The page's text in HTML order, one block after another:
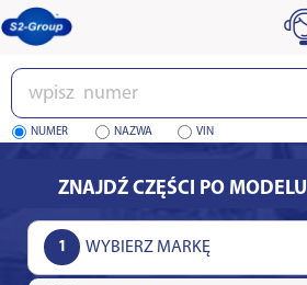
Wpisz
numer
NUMER NAZWA VIN
ZNAJDŹ CZĘŚCI PO
1